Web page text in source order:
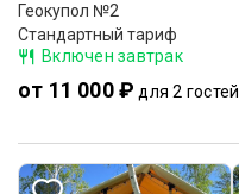
Геокупол №2
Стандартный тариф
Включен завтрак
от 11 000 ₽ для 2 гостей